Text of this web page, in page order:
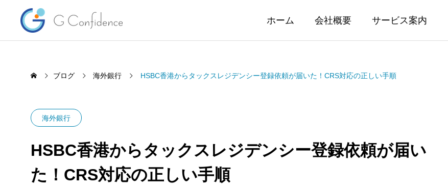
ホーム 会社概要 サービス案内
マーケット情報 28年ぶり日米協
夏季休業のお知らせ
ブログ 海外銀行 HSBC香港からタックスレジデンシー登録依頼が届いた！CRS対応の正しい手順
海外銀行
HSBC香港からタックスレジデンシー登録依頼が届い
た！CRS対応の正しい手順